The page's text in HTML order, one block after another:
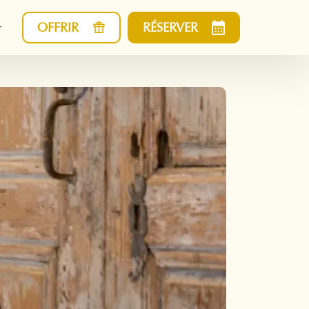
OFFRIR RÉSERVER